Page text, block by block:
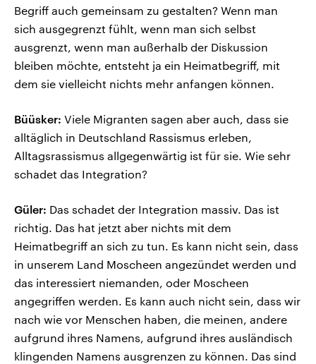
Begriff auch gemeinsam zu gestalten? Wenn man
sich ausgegrenzt fühlt, wenn man sich selbst
ausgrenzt, wenn man außerhalb der Diskussion
bleiben möchte, entsteht ja ein Heimatbegriff, mit
dem sie vielleicht nichts mehr anfangen können.
Büüsker: Viele Migranten sagen aber auch, dass sie
alltäglich in Deutschland Rassismus erleben,
Alltagsrassismus allgegenwärtig ist für sie. Wie sehr
schadet das Integration?
Güler: Das schadet der Integration massiv. Das ist
richtig. Das hat jetzt aber nichts mit dem
Heimatbegriff an sich zu tun. Es kann nicht sein, dass
in unserem Land Moscheen angezündet werden und
das interessiert niemanden, oder Moscheen
angegriffen werden. Es kann auch nicht sein, dass wir
nach wie vor Menschen haben, die meinen, andere
aufgrund ihres Namens, aufgrund ihres ausländisch
klingenden Namens ausgrenzen zu können. Das sind